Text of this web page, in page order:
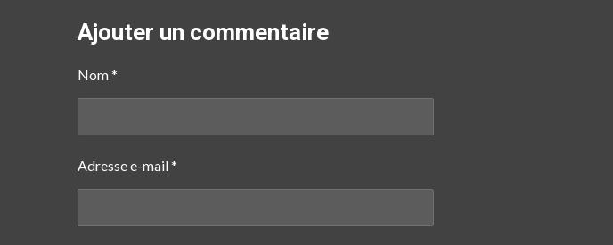
t
a
r
t
a
a
Ajouter un commentaire
Nom *
Adresse e-mail *